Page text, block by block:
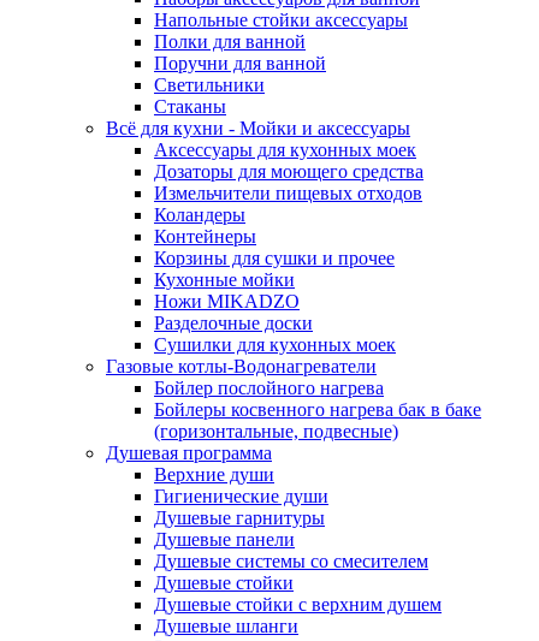
Напольные стойки аксессуары
Полки для ванной
Поручни для ванной
Светильники
Стаканы
Всё для кухни - Мойки и аксессуары
Аксессуары для кухонных моек
Дозаторы для моющего средства
Измельчители пищевых отходов
Коландеры
Контейнеры
Корзины для сушки и прочее
Кухонные мойки
Ножи MIKADZO
Разделочные доски
Сушилки для кухонных моек
Газовые котлы-Водонагреватели
Бойлер послойного нагрева
Бойлеры косвенного нагрева бак в баке
(горизонтальные, подвесные)
Душевая программа
Верхние души
Гигиенические души
Душевые гарнитуры
Душевые панели
Душевые системы со смесителем
Душевые стойки
Душевые стойки с верхним душем
Душевые шланги